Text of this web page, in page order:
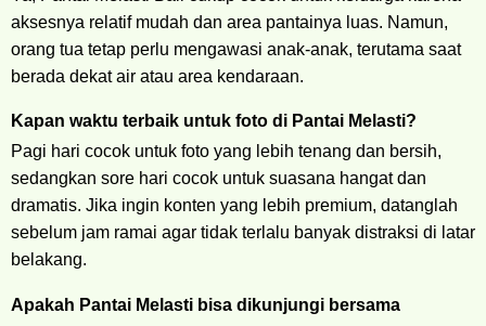
aksesnya relatif mudah dan area pantainya luas. Namun,
orang tua tetap perlu mengawasi anak-anak, terutama saat
berada dekat air atau area kendaraan.
Kapan waktu terbaik untuk foto di Pantai Melasti?
Pagi hari cocok untuk foto yang lebih tenang dan bersih,
sedangkan sore hari cocok untuk suasana hangat dan
dramatis. Jika ingin konten yang lebih premium, datanglah
sebelum jam ramai agar tidak terlalu banyak distraksi di latar
belakang.
Apakah Pantai Melasti bisa dikunjungi bersama